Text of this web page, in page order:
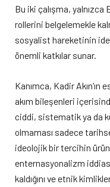
Bu iki çalışma,
rollerini belgelemekle
sosyalist hareketinin
önemli katkılar sunar.
Kanımca, Kadir
akım bileşenleri
ciddi, sistematik ya da
olmaması sadece
ideolojik bir tercihin
enternasyonalizm
kaldığını ve etnik